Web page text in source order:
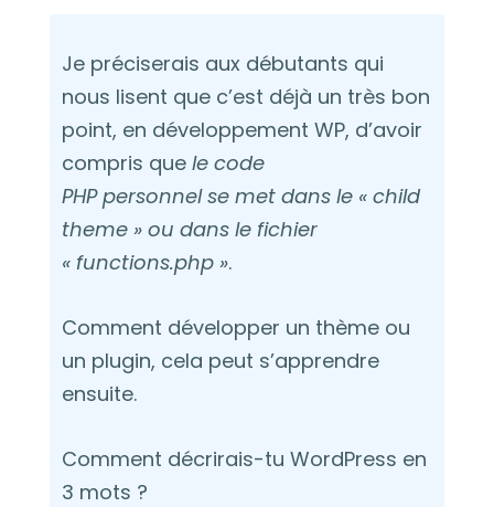
Je préciserais aux débutants qui
nous lisent que c’est déjà un très bon
point, en développement WP, d’avoir
compris que le code
PHP personnel se met dans le « child
theme » ou dans le fichier
« functions.php ».
Comment développer un thème ou
un plugin, cela peut s’apprendre
ensuite.
Comment décrirais-tu WordPress en
3 mots ?